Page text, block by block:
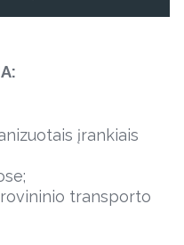
įrankiais
transporto